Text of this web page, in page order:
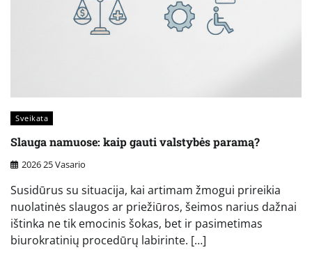
Sveikata
Slauga namuose: kaip gauti valstybės paramą?
2026 25 Vasario
Susidūrus su situacija, kai artimam žmogui prireikia
nuolatinės slaugos ar priežiūros, šeimos narius dažnai
ištinka ne tik emocinis šokas, bet ir pasimetimas
biurokratinių procedūrų labirinte. […]